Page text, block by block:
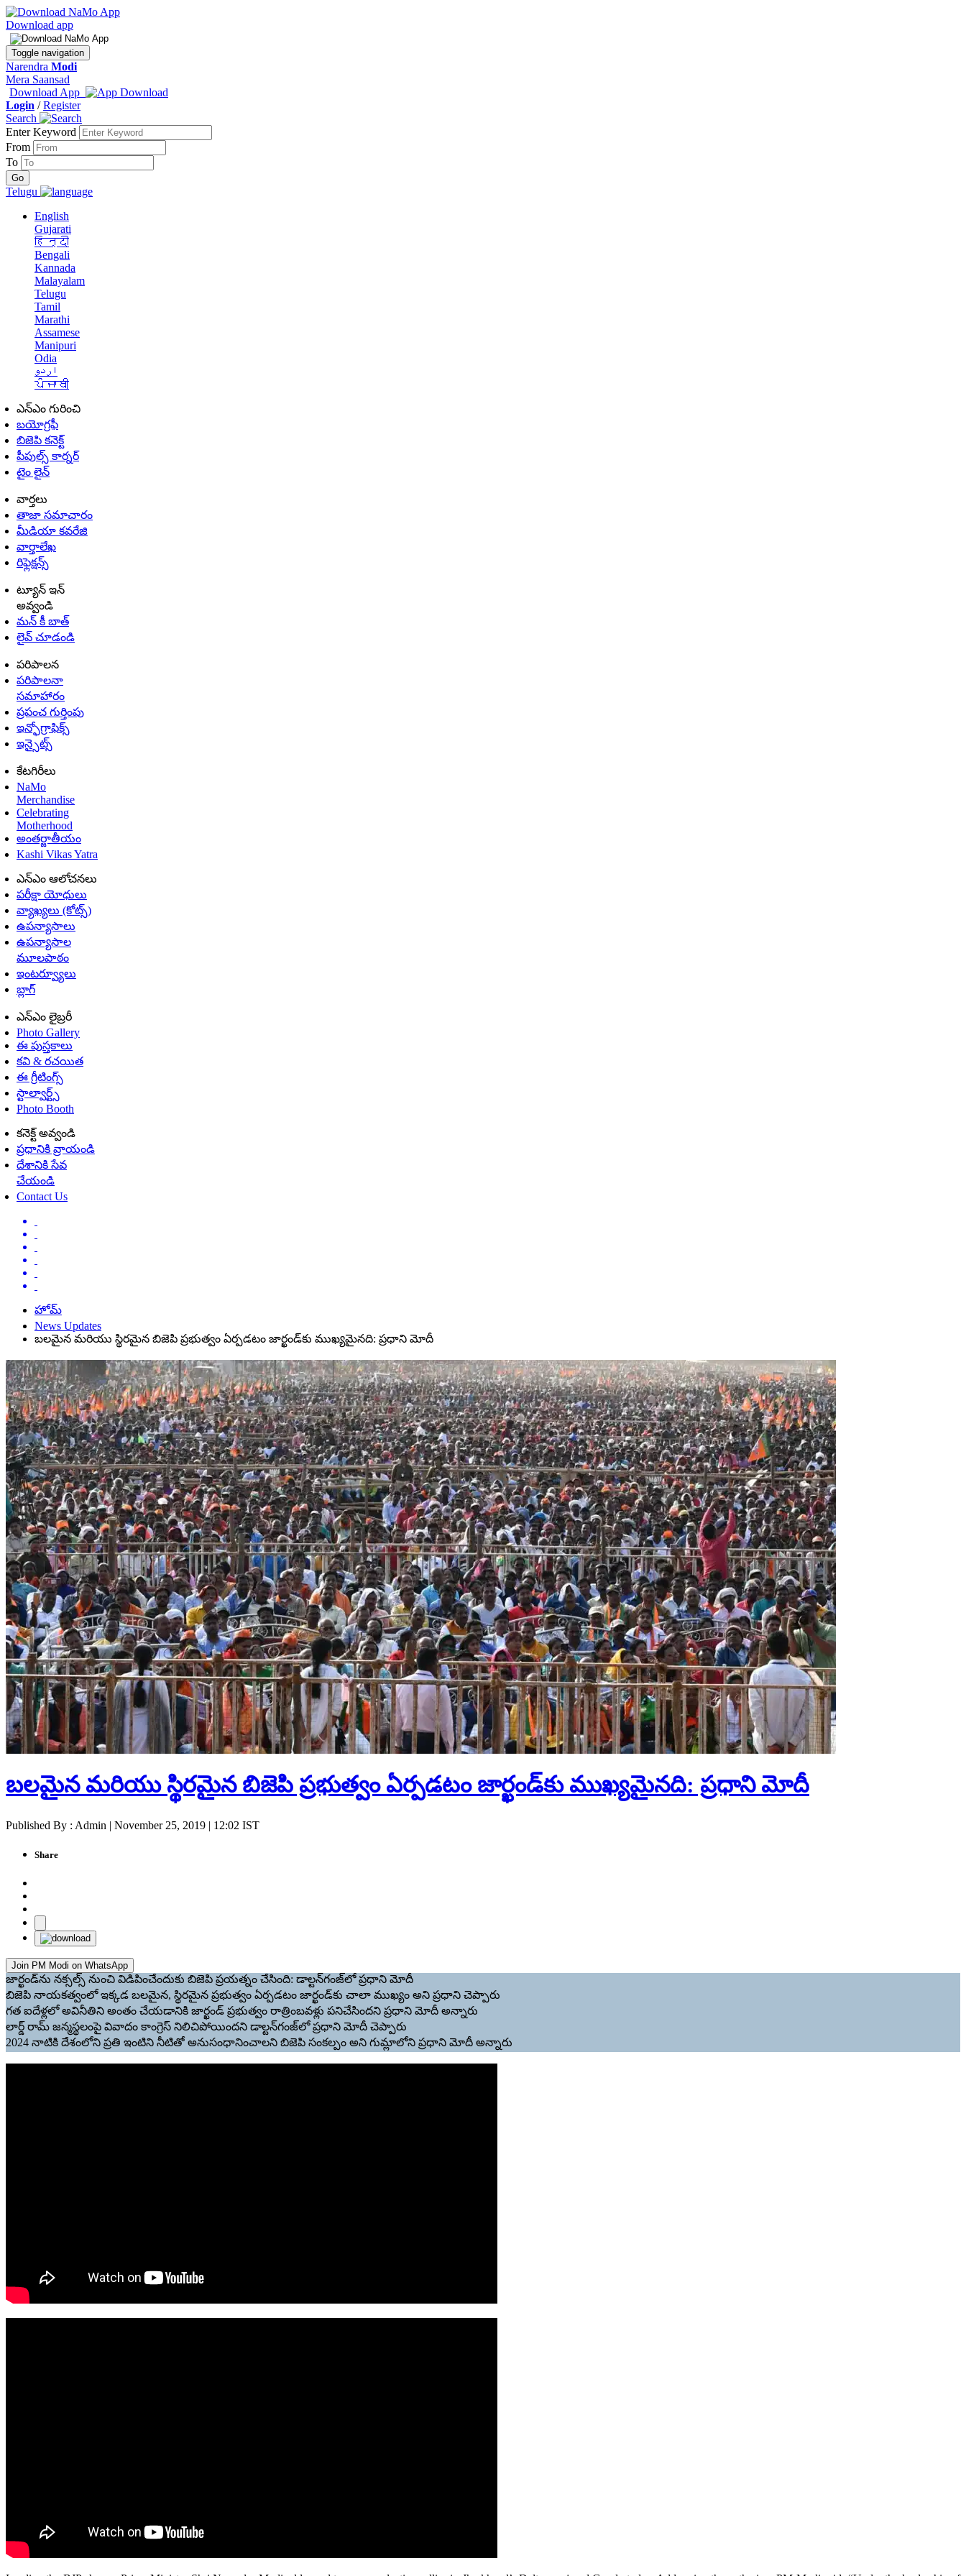
Download app
Toggle navigation
Narendra Modi
Mera Saansad
Download App
Login /Register
Search
Enter Keyword
From
To
Telugu
English
Gujarati
हिन्दी
Bengali
Kannada
Malayalam
Telugu
Tamil
Marathi
Assamese
Manipuri
Odia
اردو
ਪੰਜਾਬੀ
ఎన్ఎం గురించి
బయోగ్రఫీ
బిజెపి కనెక్ట్
పీపుల్స్ కార్నర్
టైం లైన్
వార్తలు
తాజా సమాచారం
మీడియా కవరేజి
వార్తాలేఖ
రిఫ్లెక్షన్స్
ట్యూన్ ఇన్
అవ్వండి
మన్ కీ బాత్
లైవ్ చూడండి
పరిపాలన
పరిపాలనా
సమాహారం
ప్రపంచ గుర్తింపు
ఇన్ఫోగ్రాఫిక్స్
ఇన్సైట్స్
కేటగిరీలు
NaMo
Merchandise
Celebrating
Motherhood
అంతర్జాతీయం
Kashi Vikas Yatra
ఎన్ఎం ఆలోచనలు
పరీక్షా యోధులు
వ్యాఖ్యలు (కోట్స్)
ఉపన్యాసాలు
ఉపన్యాసాల
మూలపాఠం
ఇంటర్వ్యూలు
బ్లాగ్
ఎన్ఎం లైబ్రరీ
Photo Gallery
ఈ పుస్తకాలు
కవి & రచయిత
ఈ గ్రీటింగ్స్
స్టాల్వార్ట్స్
Photo Booth
కనెక్ట్ అవ్వండి
ప్రధానికి వ్రాయండి
దేశానికి సేవ
చేయండి
Contact Us
హోమ్
News Updates
బలమైన మరియు స్థిరమైన బిజెపి ప్రభుత్వం ఏర్పడటం జార్ఖండ్‌కు ముఖ్యమైనది: ప్రధాని మోదీ
బలమైన మరియు స్థిరమైన బిజెపి ప్రభుత్వం ఏర్పడటం జార్ఖండ్‌కు ముఖ్యమైనది: ప్రధాని మోదీ
Published By : Admin | November 25, 2019 | 12:02 IST
Share
Join PM Modi on WhatsApp
జార్ఖండ్‌ను నక్సల్స్ నుంచి విడిపించేందుకు బిజెపి ప్రయత్నం చేసింది: డాల్టన్‌గంజ్‌లో ప్రధాని మోదీ
బిజెపి నాయకత్వంలో ఇక్కడ బలమైన, స్థిరమైన ప్రభుత్వం ఏర్పడటం జార్ఖండ్‌కు చాలా ముఖ్యం అని ప్రధాని చెప్పారు
గత ఐదేళ్లలో అవినీతిని అంతం చేయడానికి జార్ఖండ్ ప్రభుత్వం రాత్రింబవళ్లు పనిచేసిందని ప్రధాని మోదీ అన్నారు
లార్డ్ రామ్ జన్మస్థలంపై వివాదం కాంగ్రెస్ నిలిచిపోయిందని డాల్టన్‌గంజ్‌లో ప్రధాని మోదీ చెప్పారు
2024 నాటికి దేశంలోని ప్రతి ఇంటిని నీటితో అనుసంధానించాలని బిజెపి సంకల్పం అని గుమ్లాలోని ప్రధాని మోదీ అన్నారు